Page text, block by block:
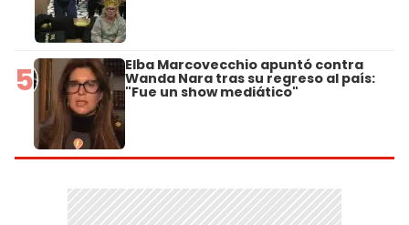
5 Elba Marcovecchio apuntó contra
Wanda Nara tras su regreso al país:
"Fue un show mediático"